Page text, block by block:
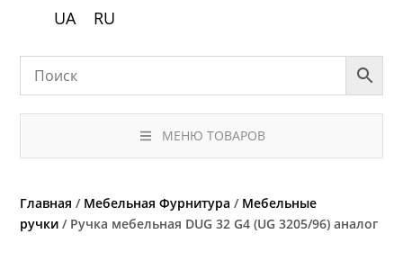
UA RU
МЕНЮ ТОВАРОВ
Главная / Мебельная Фурнитура / Мебельные
ручки / Ручка мебельная DUG 32 G4 (UG 3205/96) аналог